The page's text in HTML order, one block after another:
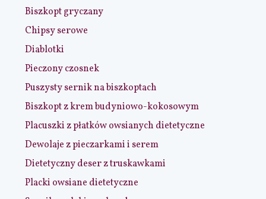
Biszkopt gryczany
Chipsy serowe
Diablotki
Pieczony czosnek
Puszysty sernik na biszkoptach
Biszkopt z krem budyniowo-kokosowym
Placuszki z płatków owsianych dietetyczne
Dewolaje z pieczarkami i serem
Dietetyczny deser z truskawkami
Placki owsiane dietetyczne